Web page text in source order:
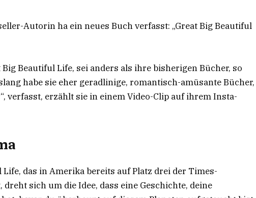
Autorin ha ein neues Buch verfasst: „Great Big Beautiful
Big Beautiful Life, sei anders als ihre bisherigen Bücher, so
habe sie eher geradlinige, romantisch-amüsante Bücher,
verfasst, erzählt sie in einem Video-Clip auf ihrem Insta-
Life, das in Amerika bereits auf Platz drei der Times-
sich um die Idee, dass eine Geschichte, deine